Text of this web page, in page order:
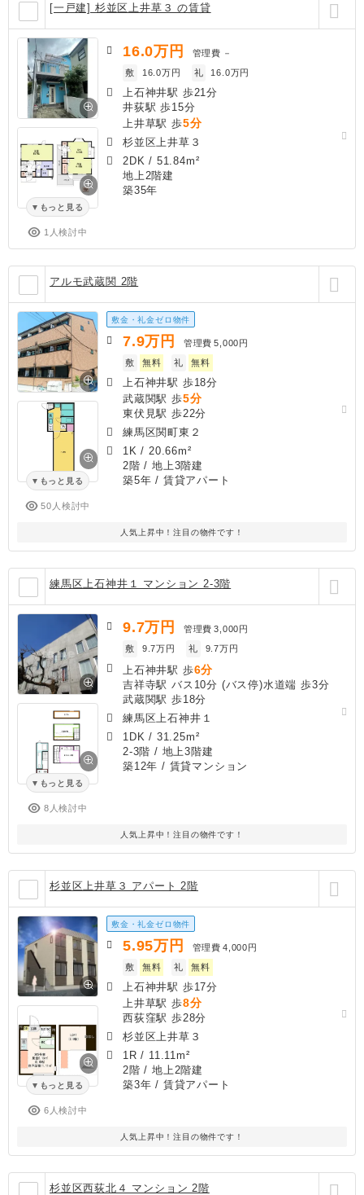
[一戸建] 杉並区上井草３ の賃貸
もっと見る
1人検討中
16.0万円 管理費 －
敷
16.0万円 礼 16.0万円
上石神井駅 歩21分
井荻駅 歩15分
上井草駅 歩5分
杉並区上井草３
2DK / 51.84m²
地上2階建
築35年
アルモ武蔵関 2階
もっと見る
50人検討中
敷金・礼金ゼロ物件
7.9万円 管理費 5,000円
敷
無料 礼 無料
上石神井駅 歩18分
武蔵関駅 歩5分
東伏見駅 歩22分
練馬区関町東２
1K / 20.66m²
2階 / 地上3階建
築5年 / 賃貸アパート
人気上昇中！注目の物件です！
練馬区上石神井１ マンション 2-3階
もっと見る
8人検討中
9.7万円 管理費 3,000円
敷
9.7万円 礼 9.7万円
上石神井駅 歩6分
吉祥寺駅 バス10分 (バス停)水道端 歩3分
武蔵関駅 歩18分
練馬区上石神井１
1DK / 31.25m²
2-3階 / 地上3階建
築12年 / 賃貸マンション
人気上昇中！注目の物件です！
杉並区上井草３ アパート 2階
もっと見る
6人検討中
敷金・礼金ゼロ物件
5.95万円 管理費 4,000円
敷
無料 礼 無料
上石神井駅 歩17分
上井草駅 歩8分
西荻窪駅 歩28分
杉並区上井草３
1R / 11.11m²
2階 / 地上2階建
築3年 / 賃貸アパート
人気上昇中！注目の物件です！
杉並区西荻北４ マンション 2階